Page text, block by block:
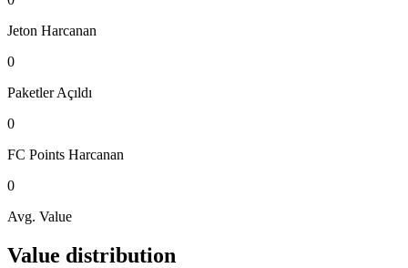
Jeton Harcanan
0
Paketler Açıldı
0
FC Points Harcanan
0
Avg. Value
Value distribution